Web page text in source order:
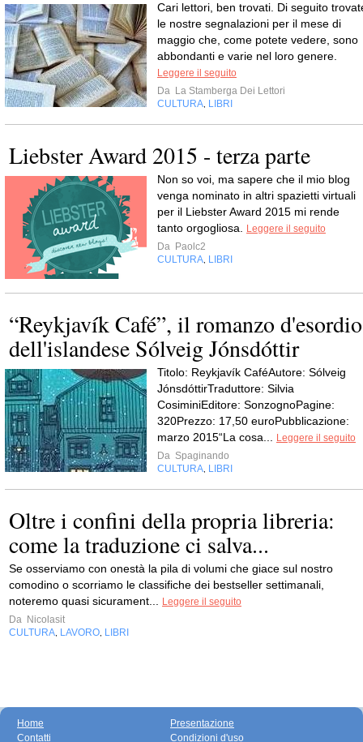
Cari lettori, ben trovati. Di seguito
le nostre segnalazioni per il mese di
maggio che, come potete vedere, sono
abbondanti e varie nel loro genere.
Leggere il seguito
Da La Stamberga Dei Lettori
CULTURA, LIBRI
Liebster Award 2015 - terza parte
Non so voi, ma sapere che il mio blog
venga nominato in altri spazietti virtuali
per il Liebster Award 2015 mi rende
tanto orgogliosa. Leggere il seguito
Da Paolc2
CULTURA, LIBRI
“Reykjavík Café”, il romanzo d'esordio
dell'islandese Sólveig Jónsdóttir
Titolo: Reykjavík CaféAutore: Sólveig
JónsdóttirTraduttore: Silvia
CosiminiEditore: SonzognoPagine:
320Prezzo: 17,50 euroPubblicazione:
marzo 2015“La cosa... Leggere il seguito
Da Spaginando
CULTURA, LIBRI
Oltre i confini della propria libreria:
come la traduzione ci salva...
Se osserviamo con onestà la pila di volumi che giace sul nostro
comodino o scorriamo le classifiche dei bestseller settimanali,
noteremo quasi sicurament... Leggere il seguito
Da Nicolasit
CULTURA, LAVORO, LIBRI
Home
Contatti
Presentazione
Condizioni d'uso